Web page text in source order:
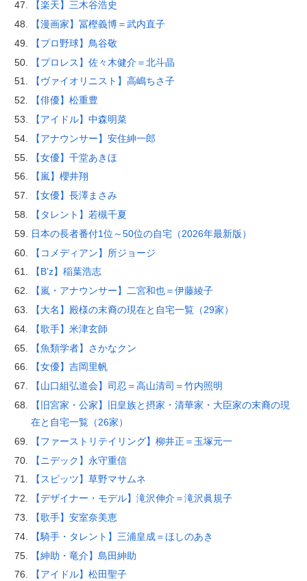
【楽天】三木谷浩史
【漫画家】冨樫義博＝武内直子
【プロ野球】鳥谷敬
【プロレス】佐々木健介＝北斗晶
【ヴァイオリニスト】高嶋ちさ子
【俳優】松重豊
【アイドル】中森明菜
【アナウンサー】安住紳一郎
【女優】千堂あきほ
【嵐】櫻井翔
【女優】長澤まさみ
【タレント】若槻千夏
日本の長者番付1位～50位の自宅（2026年最新版）
【コメディアン】所ジョージ
【B’z】稲葉浩志
【嵐・アナウンサー】二宮和也＝伊藤綾子
【大名】殿様の末裔の現在と自宅一覧（29家）
【歌手】米津玄師
【魚類学者】さかなクン
【女優】吉岡里帆
【山口組弘道会】司忍＝高山清司＝竹内照明
【旧宮家・公家】旧皇族と摂家・清華家・大臣家の末裔の現
在と自宅一覧（26家）
【ファーストリテイリング】柳井正＝玉塚元一
【ニデック】永守重信
【スピッツ】草野マサムネ
【デザイナー・モデル】滝沢伸介＝滝沢眞規子
【歌手】安室奈美恵
【騎手・タレント】三浦皇成＝ほしのあき
【紳助・竜介】島田紳助
【アイドル】松田聖子